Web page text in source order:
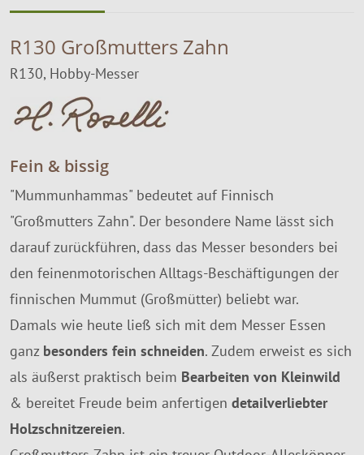
R130 Großmutters Zahn
R130, Hobby-Messer
Fein & bissig
"Mummunhammas" bedeutet auf Finnisch
"Großmutters Zahn". Der besondere Name lässt sich
darauf zurückführen, dass das Messer besonders bei
den feinenmotorischen Alltags-Beschäftigungen der
finnischen Mummut (Großmütter) beliebt war.
Damals wie heute ließ sich mit dem Messer Essen
ganz besonders fein schneiden. Zudem erweist es sich
als äußerst praktisch beim Bearbeiten von Kleinwild
& bereitet Freude beim anfertigen detailverliebter
Holzschnitzereien.